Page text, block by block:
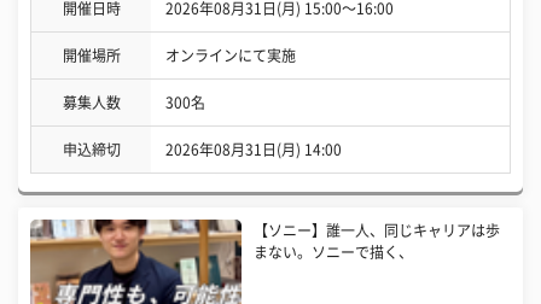
開催日時 2026年08月31日(月) 15:00〜16:00
開催場所 オンラインにて実施
募集人数 300名
申込締切 2026年08月31日(月) 14:00
【ソニー】誰一人、同じキャリアは歩
まない。ソニーで描く、